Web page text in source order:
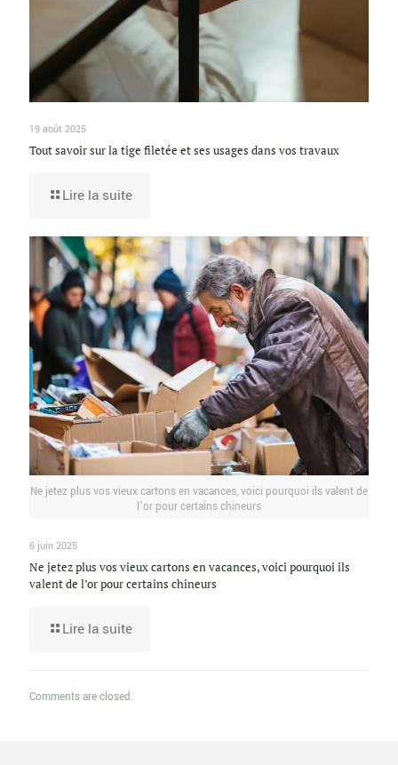
19 août 2025
Tout savoir sur la tige filetée et ses usages dans vos travaux
Lire la suite
Ne jetez plus vos vieux cartons en vacances, voici pourquoi ils valent de
l’or pour certains chineurs
6 juin 2025
Ne jetez plus vos vieux cartons en vacances, voici pourquoi ils
valent de l’or pour certains chineurs
Lire la suite
Comments are closed.